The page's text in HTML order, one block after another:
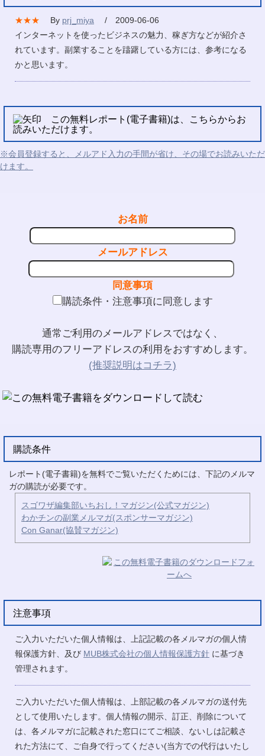
★★★ By prj_miya
/ 2009-06-06
インターネットを使ったビジネスの魅力、稼ぎ方などが紹介さ
れています。副業することを躊躇している方には、参考になる
かと思います。
この無料レポート(電子書籍)は、こちらからお
読みいただけます。
※会員登録すると、メルアド入力の手間が省け、その場でお読みいただ
けます。
お名前
メールアドレス
同意事項
購読条件・注意事項に同意します
通常ご利用のメールアドレスではなく、
購読専用のフリーアドレスの利用をおすすめします。
(推奨説明はコチラ)
購読条件
レポート(電子書籍)を無料でご覧いただくためには、下記のメルマ
ガの購読が必要です。
スゴワザ編集部いちおし！マガジン(公式マガジン)
わかチンの副業メルマガ(スポンサーマガジン)
Con Ganar(協賛マガジン)
注意事項
ご入力いただいた個人情報は、上記記載の各メルマガの個人情
報保護方針、及び MUB株式会社の個人情報保護方針 に基づき
管理されます。
ご入力いただいた個人情報は、上部記載の各メルマガの送付先
として使用いたします。個人情報の開示、訂正、削除について
は、各メルマガに記載された窓口にてご相談、ないしは記載さ
れた方法にて、ご自身で行ってください(当方での代行はいたし